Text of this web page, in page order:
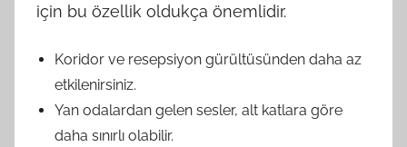
için bu özellik oldukça önemlidir.
Koridor ve resepsiyon gürültüsünden daha az
etkilenirsiniz.
Yan odalardan gelen sesler, alt katlara göre
daha sınırlı olabilir.